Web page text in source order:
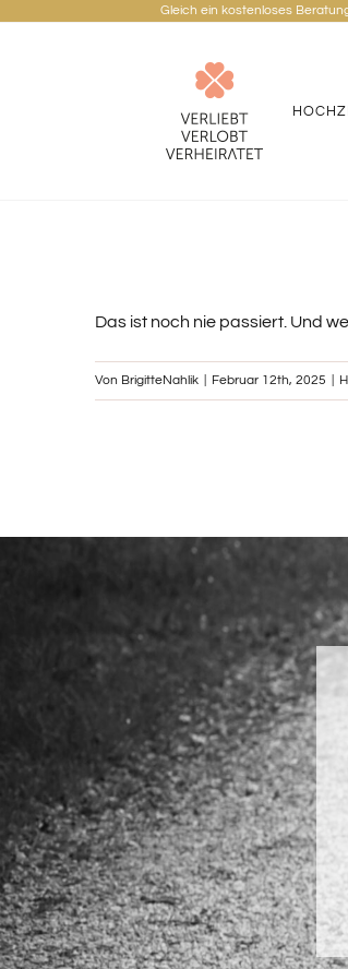
Gleich ein kostenloses
Das ist noch nie passiert. Und
Von BrigitteNahlik Februar 12th, 2025